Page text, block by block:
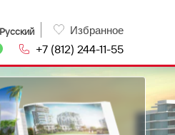
Русский Избранное
+7 (812) 244-11-55